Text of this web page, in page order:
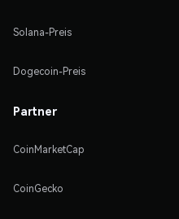
Solana-Preis
Dogecoin-Preis
Partner
CoinMarketCap
CoinGecko